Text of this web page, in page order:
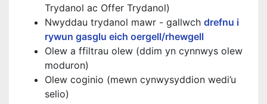
Trydanol ac Offer Trydanol)
Nwyddau trydanol mawr - gallwch drefnu i
rywun gasglu eich oergell/rhewgell
Olew a ffiltrau olew (ddim yn cynnwys olew
moduron)
Olew coginio (mewn cynwysyddion wedi’u
selio)